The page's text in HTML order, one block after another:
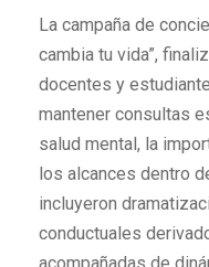
La campaña de
cambia tu vida”,
docentes y
mantener consultas
salud mental, la
los alcances dentro
incluyeron
conductuales